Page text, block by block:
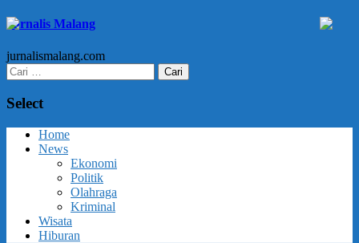
Jurnalis Malang
jurnalismalang.com
Cari
untuk:
Select
Home
News
Ekonomi
Politik
Olahraga
Kriminal
Wisata
Hiburan